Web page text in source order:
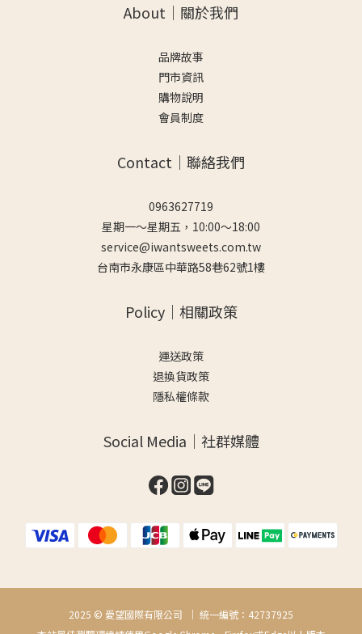
About｜關於我們
品牌故事
門市資訊
購物說明
會員制度
Contact｜聯絡我們
0963627719
星期一～星期五，10:00～18:00
service@iwantsweets.com.tw
台南市永康區中華路58巷62號1樓
Policy｜相關政策
運送政策
退換貨政策
隱私權條款
Social Media｜社群媒體
2025 © 愛望國際有限公司 ｜ 統一編號：42737925